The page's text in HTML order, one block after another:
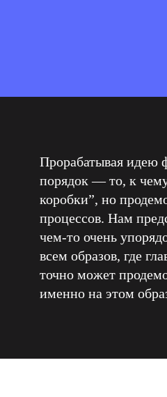
Прорабатывая идею
порядок — то, к
коробки”, но
процессов. Нам
чем-то очень
всем образов, где
точно может
именно на этом